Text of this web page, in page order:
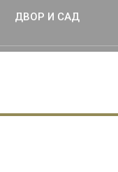
ДВОР И САД